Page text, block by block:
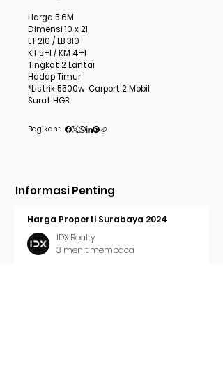
Harga 5.6M
Dimensi 10 x 21
LT 210 / LB 310
KT 5+1 / KM 4+1
Tingkat 2 Lantai
Hadap Timur
*Listrik 5500w, Carport 2 Mobil
Surat HGB
Bagikan :
Informasi Penting
Harga Properti Surabaya 2024
IDX Realty
3 menit membaca